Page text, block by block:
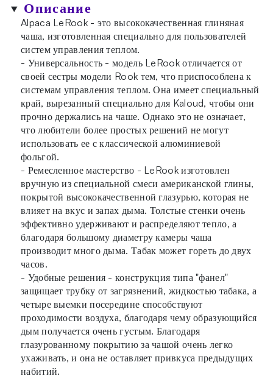
Описание
Alpaca LeRook - это высококачественная глиняная
чаша, изготовленная специально для пользователей
систем управления теплом.
- Универсальность - модель LeRook отличается от
своей сестры модели Rook тем, что приспособлена к
системам управления теплом. Она имеет специальный
край, вырезанный специально для Kaloud, чтобы они
прочно держались на чаше. Однако это не означает,
что любители более простых решений не могут
использовать ее с классической алюминиевой
фольгой.
- Ремесленное мастерство - LeRook изготовлен
вручную из специальной смеси американской глины,
покрытой высококачественной глазурью, которая не
влияет на вкус и запах дыма. Толстые стенки очень
эффективно удерживают и распределяют тепло, а
благодаря большому диаметру камеры чаша
производит много дыма. Табак может гореть до двух
часов.
- Удобные решения - конструкция типа "фанел"
защищает трубку от загрязнений, жидкостью табака, а
четыре выемки посередине способствуют
проходимости воздуха, благодаря чему образующийся
дым получается очень густым. Благодаря
глазурованному покрытию за чашой очень легко
ухаживать, и она не оставляет привкуса предыдущих
набитий.